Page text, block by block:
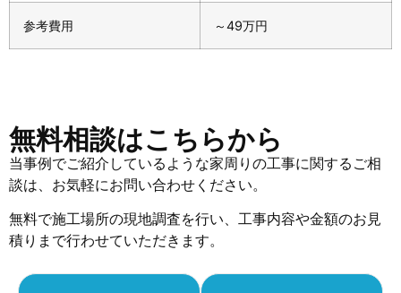
参考費用 ～49万円
無料相談はこちらから
当事例でご紹介しているような家周りの工事に関するご相
談は、お気軽にお問い合わせください。
無料で施工場所の現地調査を行い、工事内容や金額のお見
積りまで行わせていただきます。